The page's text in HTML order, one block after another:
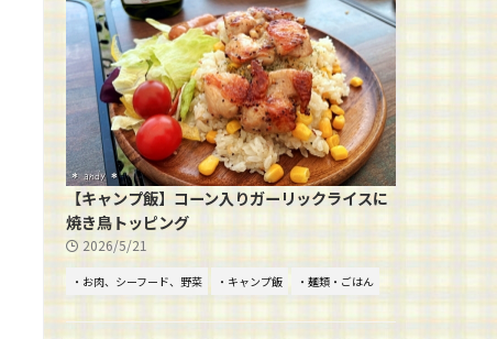
【キャンプ飯】コーン入りガーリックライスに
焼き鳥トッピング
2026/5/21
・お肉、シーフード、野菜 ・キャンプ飯 ・麺類・ごはん